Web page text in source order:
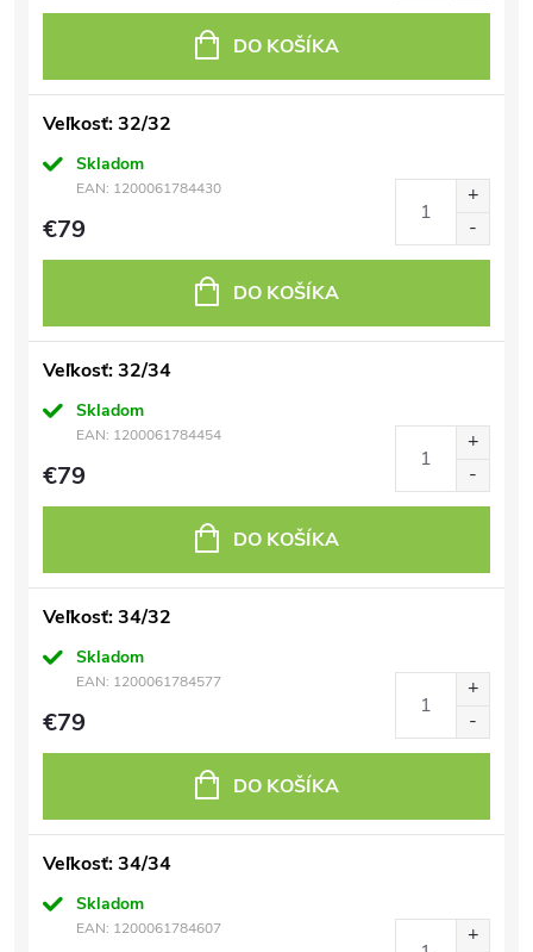
DO KOŠÍKA
Veľkosť: 32/32
Skladom
EAN: 1200061784430
€79
DO KOŠÍKA
Veľkosť: 32/34
Skladom
EAN: 1200061784454
€79
DO KOŠÍKA
Veľkosť: 34/32
Skladom
EAN: 1200061784577
€79
DO KOŠÍKA
Veľkosť: 34/34
Skladom
EAN: 1200061784607